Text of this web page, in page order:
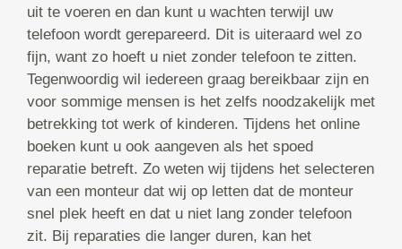
uit te voeren en dan kunt u wachten terwijl uw
telefoon wordt gerepareerd. Dit is uiteraard wel zo
fijn, want zo hoeft u niet zonder telefoon te zitten.
Tegenwoordig wil iedereen graag bereikbaar zijn en
voor sommige mensen is het zelfs noodzakelijk met
betrekking tot werk of kinderen. Tijdens het online
boeken kunt u ook aangeven als het spoed
reparatie betreft. Zo weten wij tijdens het selecteren
van een monteur dat wij op letten dat de monteur
snel plek heeft en dat u niet lang zonder telefoon
zit. Bij reparaties die langer duren, kan het